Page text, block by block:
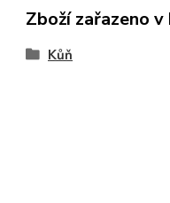
Zboží zařazeno
Kůň